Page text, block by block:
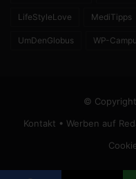
LifeStyleLove MediTipps
UmDenGlobus WP-
©
Kontakt • Werben auf